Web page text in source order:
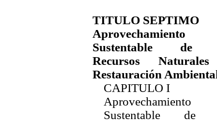
TITULO SEPTIMO
Aprovechamiento
Sustentable de
Recursos
Restauración
CAPITULO I
Aprovechamiento
Sustentable de